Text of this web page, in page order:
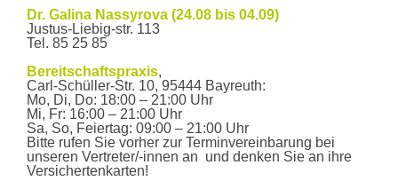
Cookie-Zustimmung verwalten
Um Ihnen ein optimales Erlebnis zu bieten, verwenden wir Technologien
wie Cookies, um Geräteinformationen zu speichern und/oder darauf
zuzugreifen. Wenn Sie diesen Technologien zustimmen, können wir Daten
Vereinbarung
Auf dem Parkplatz zwischen dem Kinderhaus Bayreuth und
ein kostenloser Stellplatz zur Verfügung.
Kontaktieren Sie uns
Hausärzte in der Munckerstraße
Munckerstraße 14
95444 Bayreuth
Telefon
0921 - 2 46 45
Dr. Galina Nassyrova (24.08 bis 04.09)
Justus-Liebig-str. 113
Tel. 85 25 85
Bereitschaftspraxis,
Carl-Schüller-Str. 10, 95444 Bayreuth:
Mo, Di, Do: 18:00 – 21:00 Uhr
Mi, Fr: 16:00 – 21:00 Uhr
Sa, So, Feiertag: 09:00 – 21:00 Uhr
Bitte rufen Sie vorher zur Terminvereinbarung bei
unseren Vertreter/-innen an und denken Sie an ihre
Versichertenkarten!